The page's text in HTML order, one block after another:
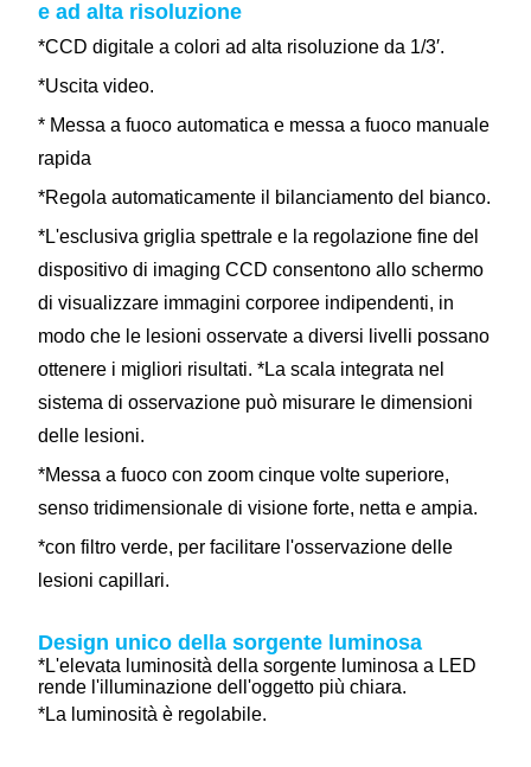
e ad alta risoluzione
*CCD digitale a colori ad alta risoluzione da 1/3′.
*Uscita video.
* Messa a fuoco automatica e messa a fuoco manuale
rapida
*Regola automaticamente il bilanciamento del bianco.
*L'esclusiva griglia spettrale e la regolazione fine del
dispositivo di imaging CCD consentono allo schermo
di visualizzare immagini corporee indipendenti, in
modo che le lesioni osservate a diversi livelli possano
ottenere i migliori risultati. *La scala integrata nel
sistema di osservazione può misurare le dimensioni
delle lesioni.
*Messa a fuoco con zoom cinque volte superiore,
senso tridimensionale di visione forte, netta e ampia.
*con filtro verde, per facilitare l'osservazione delle
lesioni capillari.
Design unico della sorgente luminosa
*L'elevata luminosità della sorgente luminosa a LED
rende l'illuminazione dell'oggetto più chiara.
*La luminosità è regolabile.